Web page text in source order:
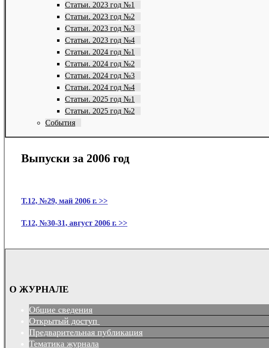
Статьи. 2023 год №1
Статьи. 2023 год №2
Статьи. 2023 год №3
Статьи. 2023 год №4
Статьи. 2024 год №1
Статьи. 2024 год №2
Статьи. 2024 год №3
Статьи. 2024 год №4
Статьи. 2025 год №1
Статьи. 2025 год №2
События
Выпуски за 2006 год
Т.12, №29, май 2006 г. >>
Т.12, №30-31, август 2006 г. >>
О ЖУРНАЛЕ
Общие сведения
Открытый доступ
Предварительная публикация
Тематика журнала